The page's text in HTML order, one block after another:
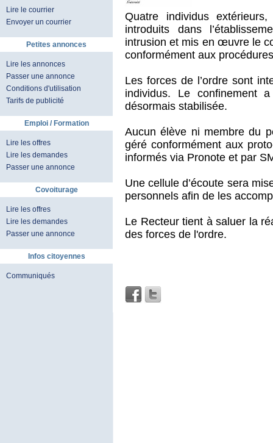
Lire le courrier
Envoyer un courrier
Petites annonces
Lire les annonces
Passer une annonce
Conditions d'utilisation
Tarifs de publicité
Emploi / Formation
Lire les offres
Lire les demandes
Passer une annonce
Covoiturage
Lire les offres
Lire les demandes
Passer une annonce
Infos citoyennes
Communiqués
Quatre individus
introduits dans
intrusion et mis en œuvre le
conformément aux
Les forces de l’ordre sont
individus. Le confinement
désormais stabilisée.
Aucun élève ni membre du
géré conformément aux
informés via Pronote et par
Une cellule d’écoute sera
personnels afin de les
Le Recteur tient à saluer la
des forces de l'ordre.